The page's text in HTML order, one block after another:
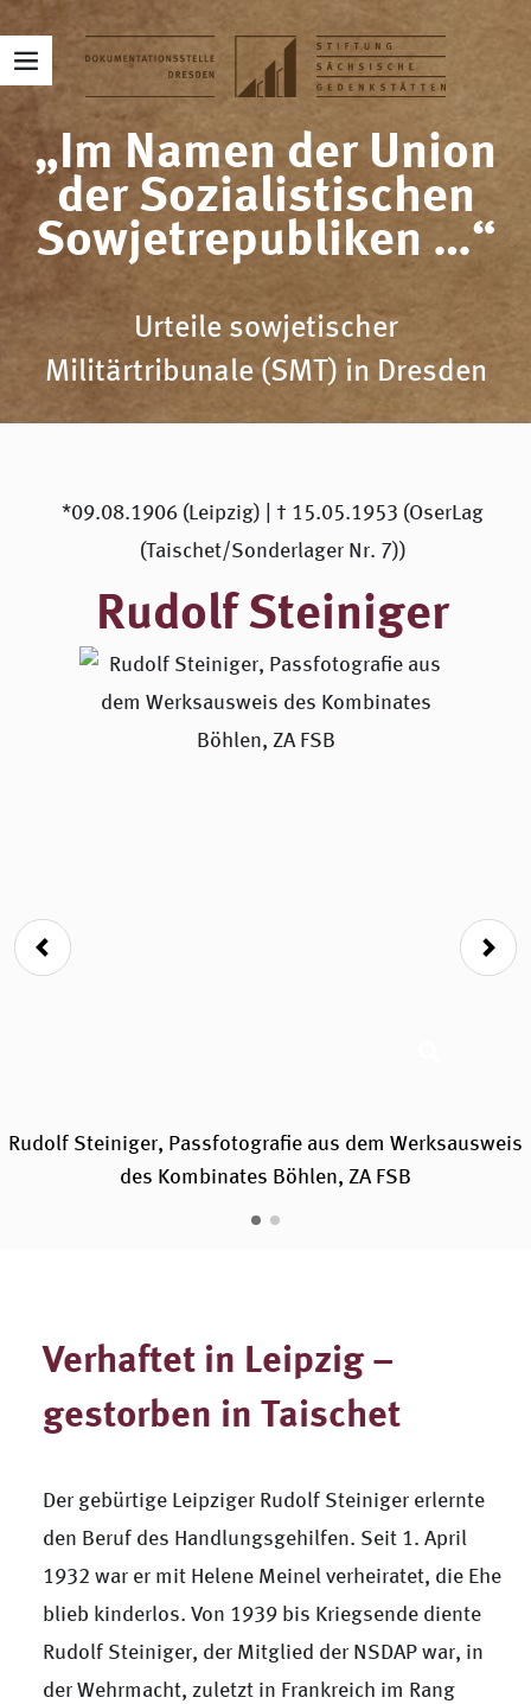
„Im Namen der Union
der Sozialistischen
Sowjetrepubliken …“
Urteile sowjetischer
Militärtribunale (SMT) in Dresden
*09.08.1906 (Leipzig) | † 15.05.1953 (OserLag
(Taischet/Sonderlager Nr. 7))
Rudolf Steiniger
Rudolf Steiniger, Passfotografie aus dem Werksausweis
des Kombinates Böhlen, ZA FSB
Verhaftet in Leipzig –
gestorben in Taischet
Der gebürtige Leipziger Rudolf Steiniger erlernte
den Beruf des Handlungsgehilfen. Seit 1. April
1932 war er mit Helene Meinel verheiratet, die Ehe
blieb kinderlos. Von 1939 bis Kriegsende diente
Rudolf Steiniger, der Mitglied der NSDAP war, in
der Wehrmacht, zuletzt in Frankreich im Rang